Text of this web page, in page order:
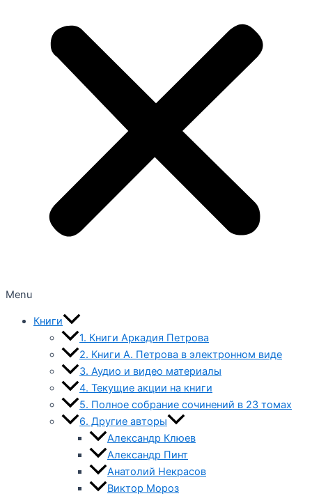
Menu
Книги
1. Книги Аркадия Петрова
2. Книги А. Петрова в электронном виде
3. Аудио и видео материалы
4. Текущие акции на книги
5. Полное собрание сочинений в 23 томах
6. Другие авторы
Александр Клюев
Александр Пинт
Анатолий Некрасов
Виктор Мороз